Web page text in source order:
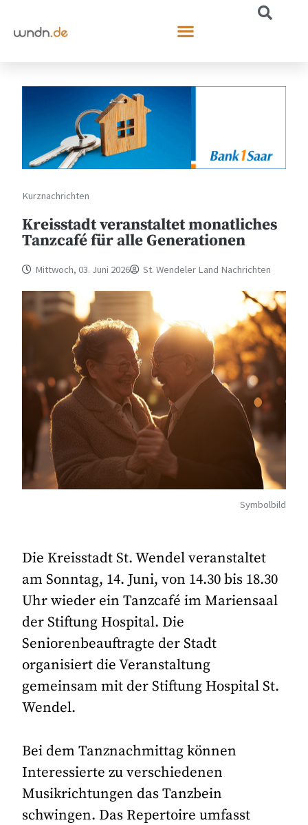
Kurznachrichten
Kreisstadt veranstaltet monatliches
Tanzcafé für alle Generationen
Mittwoch, 03. Juni 2026 St. Wendeler Land Nachrichten
Symbolbild
Die Kreisstadt St. Wendel veranstaltet
am Sonntag, 14. Juni, von 14.30 bis 18.30
Uhr wieder ein Tanzcafé im Mariensaal
der Stiftung Hospital. Die
Seniorenbeauftragte der Stadt
organisiert die Veranstaltung
gemeinsam mit der Stiftung Hospital St.
Wendel.
Bei dem Tanznachmittag können
Interessierte zu verschiedenen
Musikrichtungen das Tanzbein
schwingen. Das Repertoire umfasst